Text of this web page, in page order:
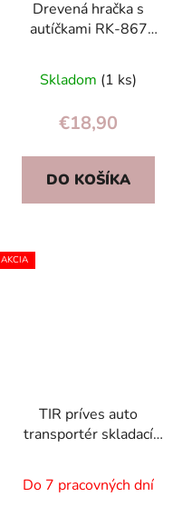
Drevená hračka s
autíčkami RK-867
Skladom (1 ks)
€18,90
DO KOŠÍKA
AKCIA
TIR príves auto
transportér skladací
autíčkami, modrý, hračka
3+
Do 7 pracovných dní